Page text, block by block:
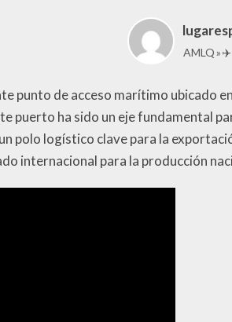
AMLQ ✈️
punto de acceso marítimo ubicado
puerto ha sido un eje fundamental
polo logístico clave para la
internacional para la producción